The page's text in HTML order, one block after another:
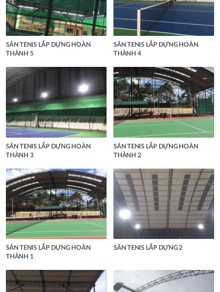
SÂN TENIS LẮP DỰNG HOÀN
THÀNH 5
SÂN TENIS LẮP DỰNG HOÀN
THÀNH 4
SÂN TENIS LẮP DỰNG HOÀN
THÀNH 3
SÂN TENIS LẮP DỰNG HOÀN
THÀNH 2
SÂN TENIS LẮP DỰNG HOÀN
THÀNH 1
SÂN TENIS LẮP DỰNG 2